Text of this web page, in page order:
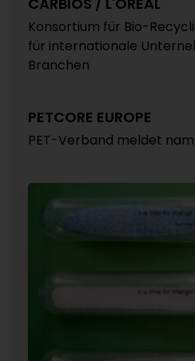
Konsortium für Bio-
für internationale
Branchen
PETCORE EUROPE
PET-Verband meldet